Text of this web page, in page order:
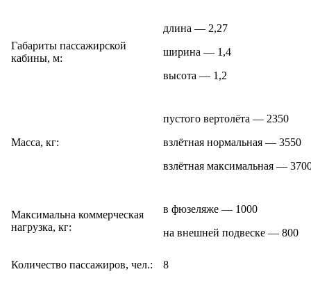
Габариты пассажирской
кабины, м:
длина — 2,27
ширина — 1,4
высота — 1,2
Масса, кг:
пустого вертолёта — 2350
взлётная нормальная — 3550
взлётная максимальная —
Максимальна коммерческая
нагрузка, кг:
в фюзеляже — 1000
на внешней подвеске — 800
Количество пассажиров, чел.: 8